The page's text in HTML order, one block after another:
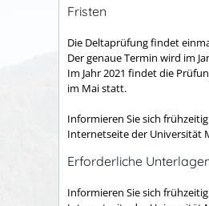
Fristen
Die Deltaprüfung findet
Der genaue Termin wird im
Im Jahr 2021 findet die
im Mai statt.
Informieren Sie sich
Internetseite der Universität
Erforderliche
Informieren Sie sich